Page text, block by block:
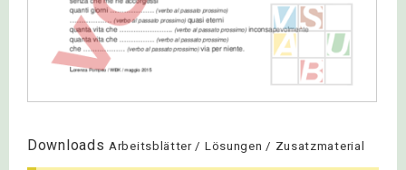
Downloads Arbeitsblätter / Lösungen / Zusatzmaterial